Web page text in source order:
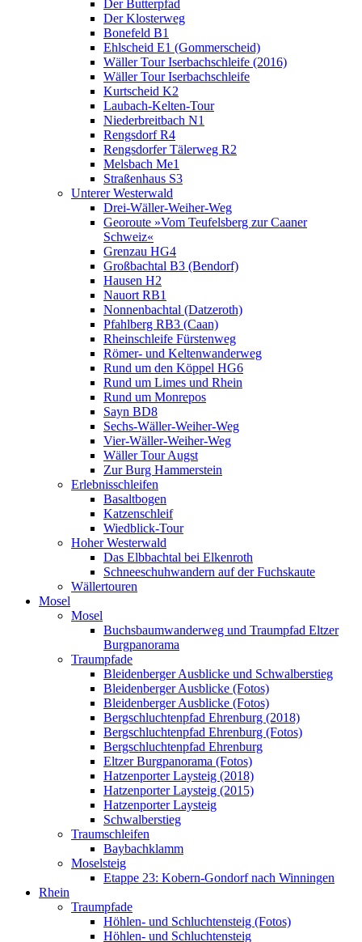
Der Butterpfad
Der Klosterweg
Bonefeld B1
Ehlscheid E1 (Gommerscheid)
Wäller Tour Iserbachschleife (2016)
Wäller Tour Iserbachschleife
Kurtscheid K2
Laubach-Kelten-Tour
Niederbreitbach N1
Rengsdorf R4
Rengsdorfer Tälerweg R2
Melsbach Me1
Straßenhaus S3
Unterer Westerwald
Drei-Wäller-Weiher-Weg
Georoute »Vom Teufelsberg zur Caaner
Schweiz«
Grenzau HG4
Großbachtal B3 (Bendorf)
Hausen H2
Nauort RB1
Nonnenbachtal (Datzeroth)
Pfahlberg RB3 (Caan)
Rheinschleife Fürstenweg
Römer- und Keltenwanderweg
Rund um den Köppel HG6
Rund um Limes und Rhein
Rund um Monrepos
Sayn BD8
Sechs-Wäller-Weiher-Weg
Vier-Wäller-Weiher-Weg
Wäller Tour Augst
Zur Burg Hammerstein
Erlebnisschleifen
Basaltbogen
Katzenschleif
Wiedblick-Tour
Hoher Westerwald
Das Elbbachtal bei Elkenroth
Schneeschuhwandern auf der Fuchskaute
Wällertouren
Mosel
Mosel
Buchsbaumwanderweg und Traumpfad Eltzer
Burgpanorama
Traumpfade
Bleidenberger Ausblicke und Schwalberstieg
Bleidenberger Ausblicke (Fotos)
Bleidenberger Ausblicke (Fotos)
Bergschluchtenpfad Ehrenburg (2018)
Bergschluchtenpfad Ehrenburg (Fotos)
Bergschluchtenpfad Ehrenburg
Eltzer Burgpanorama (Fotos)
Hatzenporter Laysteig (2018)
Hatzenporter Laysteig (2015)
Hatzenporter Laysteig
Schwalberstieg
Traumschleifen
Baybachklamm
Moselsteig
Etappe 23: Kobern-Gondorf nach Winningen
Rhein
Traumpfade
Höhlen- und Schluchtensteig (Fotos)
Höhlen- und Schluchtensteig